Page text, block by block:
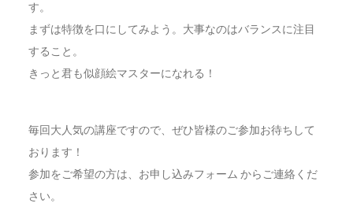
す。
まずは特徴を口にしてみよう。大事なのはバランスに注目
すること。
きっと君も似顔絵マスターになれる！
毎回大人気の講座ですので、ぜひ皆様のご参加お待ちして
おります！
参加をご希望の方は、お申し込みフォーム からご連絡くだ
さい。